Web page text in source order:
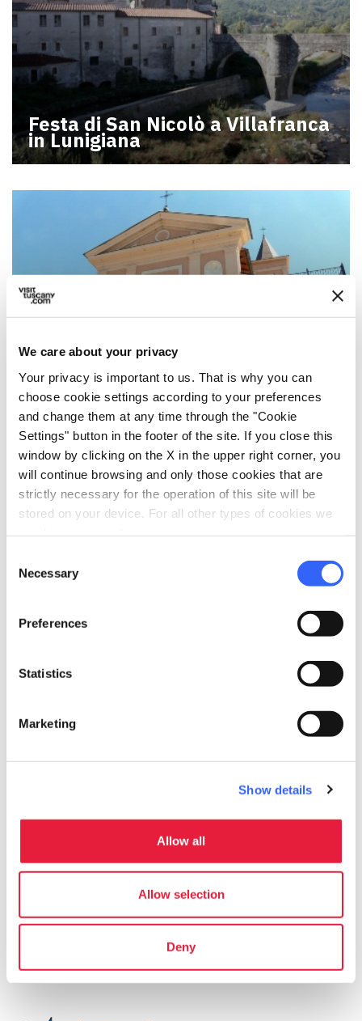
We care about your privacy
Your privacy is important to us. That is why you can
choose cookie settings according to your preferences
and change them at any time through the "Cookie
Settings" button in the footer of the site. If you close this
window by clicking on the X in the upper right corner, you
will continue browsing and only those cookies that are
strictly necessary for the operation of this site will be
stored on your device. For all other types of cookies we
Selection
Necessary
Preferences
Statistics
Marketing
Show details
Allow all
Allow selection
Deny
Festa di San Nicolò a Villafranca
in Lunigiana
Festa di San Caprasio ad Aulla